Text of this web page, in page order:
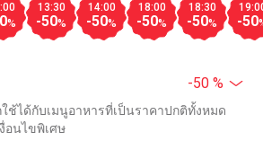
%
13:30
-50%
14:00
-50%
18:00
-50%
18:30
-50% -50
-50 %
ช้ได้กับเมนูอาหารที่เป็นราคาปกติทั้งหมด
อนไขพิเศษ